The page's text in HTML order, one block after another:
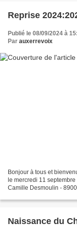
Reprise
Publié le 08/09/2024 à
Par auxerrevoix
Bonjour à tous et
le mercredi 11
Camille Desmoulin -
Naissance du